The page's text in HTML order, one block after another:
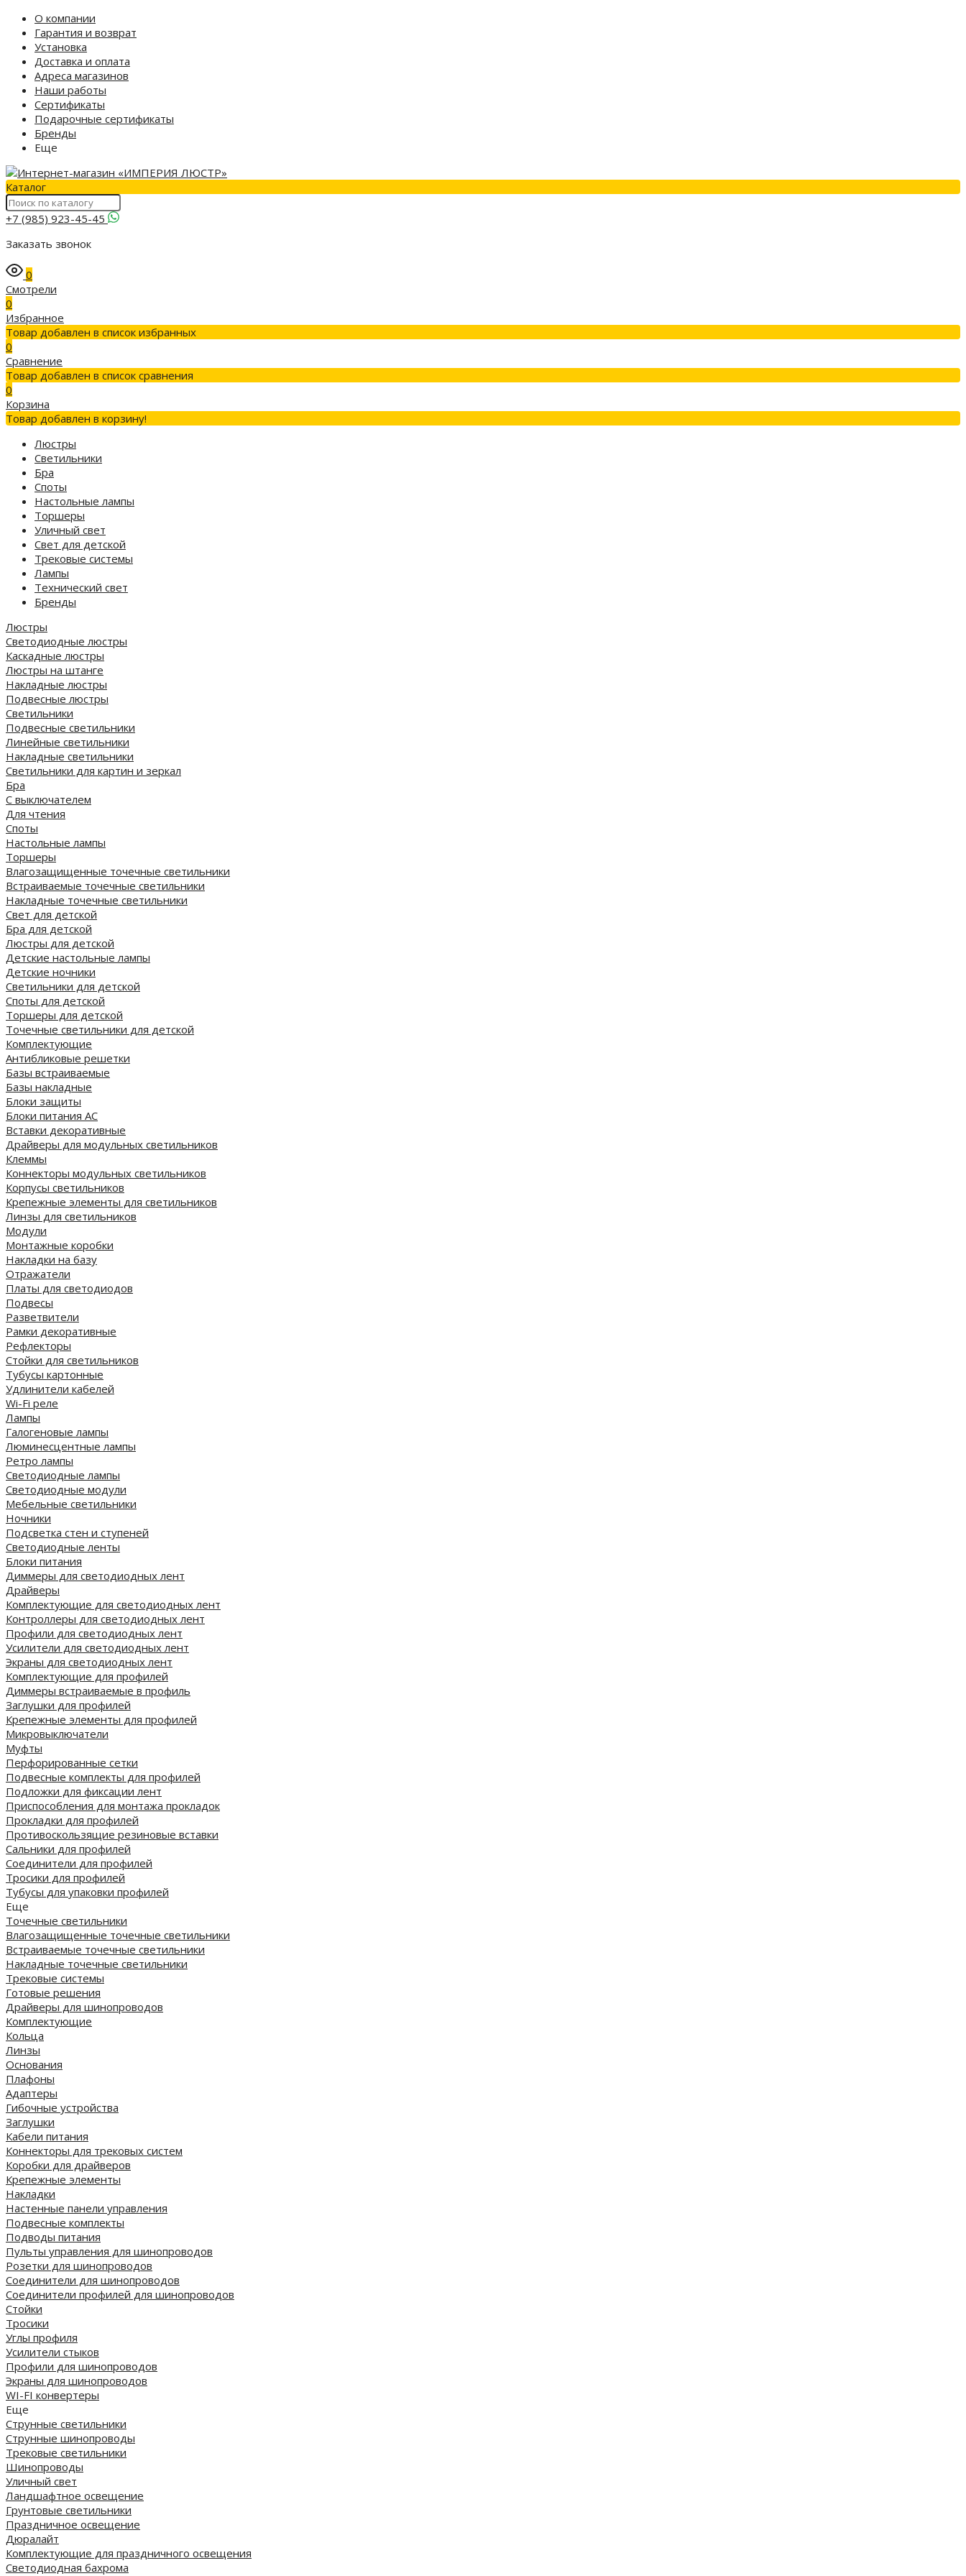
О компании
Гарантия и возврат
Установка
Доставка и оплата
Адреса магазинов
Наши работы
Сертификаты
Подарочные сертификаты
Бренды
Еще
Каталог
+7 (985) 923-45-45
Заказать звонок
0
Смотрели
0
Избранное
Товар добавлен в список избранных
0
Сравнение
Товар добавлен в список сравнения
0
Корзина
Товар добавлен в корзину!
Люстры
Светильники
Бра
Споты
Настольные лампы
Торшеры
Уличный свет
Свет для детской
Трековые системы
Лампы
Технический свет
Бренды
Люстры
Светодиодные люстры
Каскадные люстры
Люстры на штанге
Накладные люстры
Подвесные люстры
Светильники
Подвесные светильники
Линейные светильники
Накладные светильники
Светильники для картин и зеркал
Бра
С выключателем
Для чтения
Споты
Настольные лампы
Торшеры
Влагозащищенные точечные светильники
Встраиваемые точечные светильники
Накладные точечные светильники
Свет для детской
Бра для детской
Люстры для детской
Детские настольные лампы
Детские ночники
Светильники для детской
Споты для детской
Торшеры для детской
Точечные светильники для детской
Комплектующие
Антибликовые решетки
Базы встраиваемые
Базы накладные
Блоки защиты
Блоки питания AC
Вставки декоративные
Драйверы для модульных светильников
Клеммы
Коннекторы модульных светильников
Корпусы светильников
Крепежные элементы для светильников
Линзы для светильников
Модули
Монтажные коробки
Накладки на базу
Отражатели
Платы для светодиодов
Подвесы
Разветвители
Рамки декоративные
Рефлекторы
Стойки для светильников
Тубусы картонные
Удлинители кабелей
Wi-Fi реле
Лампы
Галогеновые лампы
Люминесцентные лампы
Ретро лампы
Светодиодные лампы
Светодиодные модули
Мебельные светильники
Ночники
Подсветка стен и ступеней
Светодиодные ленты
Блоки питания
Диммеры для светодиодных лент
Драйверы
Комплектующие для светодиодных лент
Контроллеры для светодиодных лент
Профили для светодиодных лент
Усилители для светодиодных лент
Экраны для светодиодных лент
Комплектующие для профилей
Диммеры встраиваемые в профиль
Заглушки для профилей
Крепежные элементы для профилей
Микровыключатели
Муфты
Перфорированные сетки
Подвесные комплекты для профилей
Подложки для фиксации лент
Приспособления для монтажа прокладок
Прокладки для профилей
Противоскользящие резиновые вставки
Сальники для профилей
Соединители для профилей
Тросики для профилей
Тубусы для упаковки профилей
Еще
Точечные светильники
Влагозащищенные точечные светильники
Встраиваемые точечные светильники
Накладные точечные светильники
Трековые системы
Готовые решения
Драйверы для шинопроводов
Комплектующие
Кольца
Линзы
Основания
Плафоны
Адаптеры
Гибочные устройства
Заглушки
Кабели питания
Коннекторы для трековых систем
Коробки для драйверов
Крепежные элементы
Накладки
Настенные панели управления
Подвесные комплекты
Подводы питания
Пульты управления для шинопроводов
Розетки для шинопроводов
Соединители для шинопроводов
Соединители профилей для шинопроводов
Стойки
Тросики
Углы профиля
Усилители стыков
Профили для шинопроводов
Экраны для шинопроводов
WI-FI конвертеры
Еще
Струнные светильники
Струнные шинопроводы
Трековые светильники
Шинопроводы
Уличный свет
Ландшафтное освещение
Грунтовые светильники
Праздничное освещение
Дюралайт
Комплектующие для праздничного освещения
Светодиодная бахрома